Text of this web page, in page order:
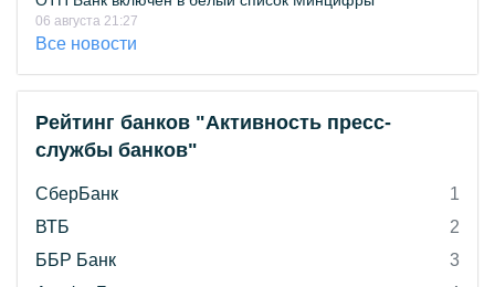
06 августа 21:27
Все новости
Рейтинг банков "Активность пресс-
службы банков"
СберБанк
1
ВТБ
2
ББР Банк
3